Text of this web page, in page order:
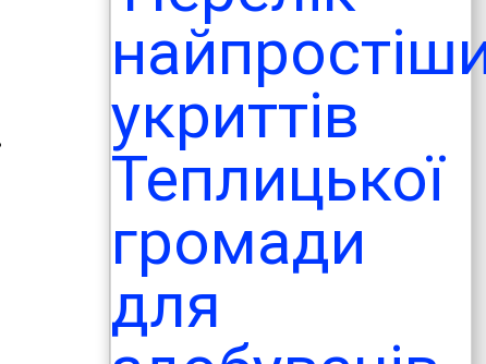
укриттів
Теплицької
громади
для